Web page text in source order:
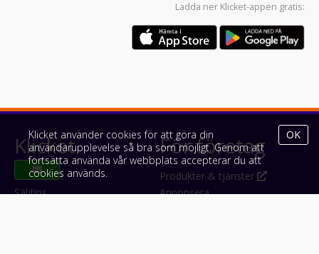
Ladda ner Klicket-appen gratis:
Klicket
Om Klicket
Säljtips
För företag
Produkter & tjänster
Annonsera
Klicket använder cookies för att göra din
användarupplevelse så bra som möjligt. Genom att
fortsätta använda vår webbplats accepterar du att
cookies används.
OK